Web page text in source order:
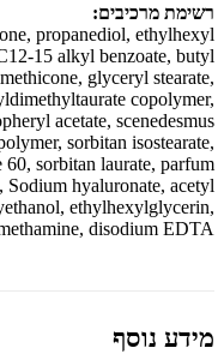
רשימת מרכיבים:
propanediol, ethylhexyl
15 alkyl benzoate, butyl
glyceryl stearate,
copolymer,
acetate, scenedesmus
sorbitan isostearate,
60, sorbitan laurate, parfum
hyaluronate, acetyl
ethylhexylglycerin,
disodium EDTA
מידע נוסף